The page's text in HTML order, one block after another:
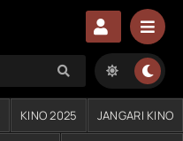
KINO 2025 JANGARI KINO